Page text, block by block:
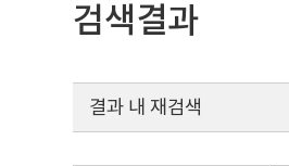
검색결과
결과 내 재검색